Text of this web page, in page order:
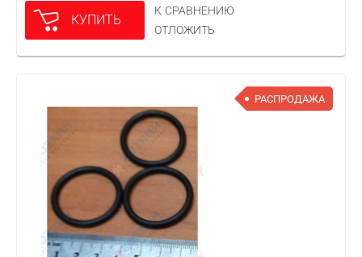
КУПИТЬ
К СРАВНЕНИЮ
ОТЛОЖИТЬ
РАСПРОДАЖА